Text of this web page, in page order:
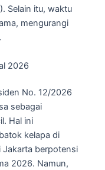
Selain itu, waktu
mengurangi
2026
No. 12/2026
sebagai
Hal ini
kelapa di
berpotensi
2026. Namun,